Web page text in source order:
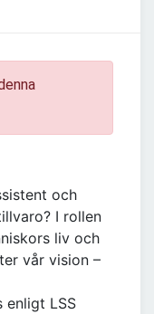
och
I rollen
liv och
vår vision –
enligt LSS